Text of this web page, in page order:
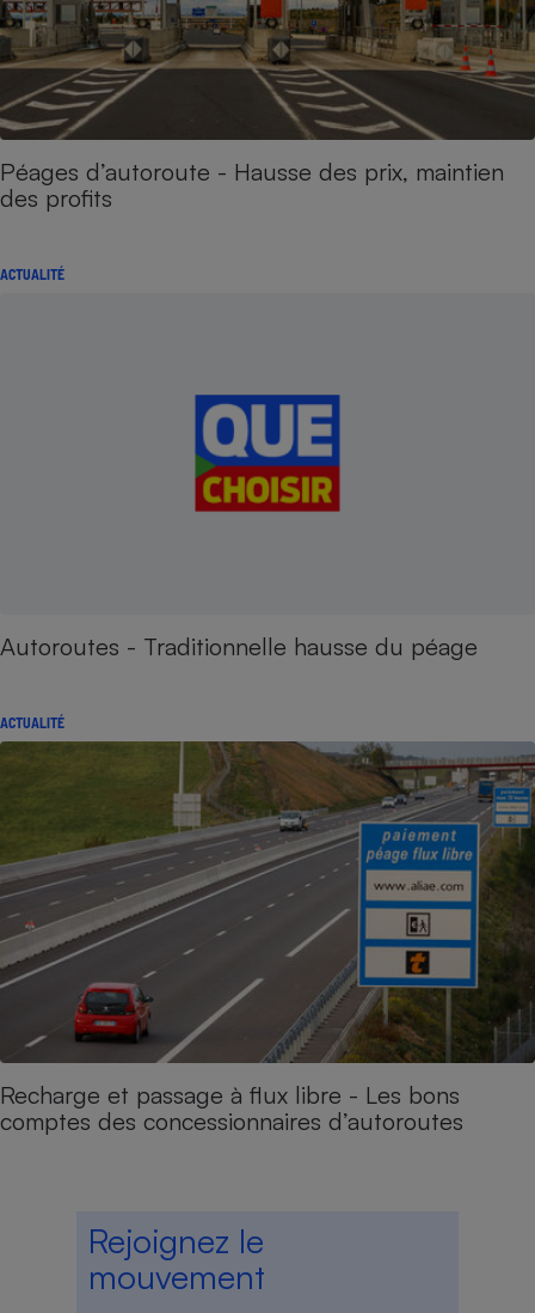
Péages d’autoroute - Hausse des prix, maintien
des profits
ACTUALITÉ
Autoroutes - Traditionnelle hausse du péage
ACTUALITÉ
Recharge et passage à flux libre - Les bons
comptes des concessionnaires d’autoroutes
Rejoignez le
mouvement